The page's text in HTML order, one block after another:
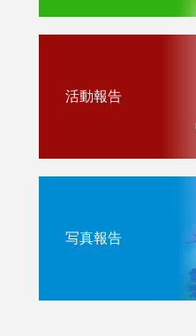
活動報告
写真報告